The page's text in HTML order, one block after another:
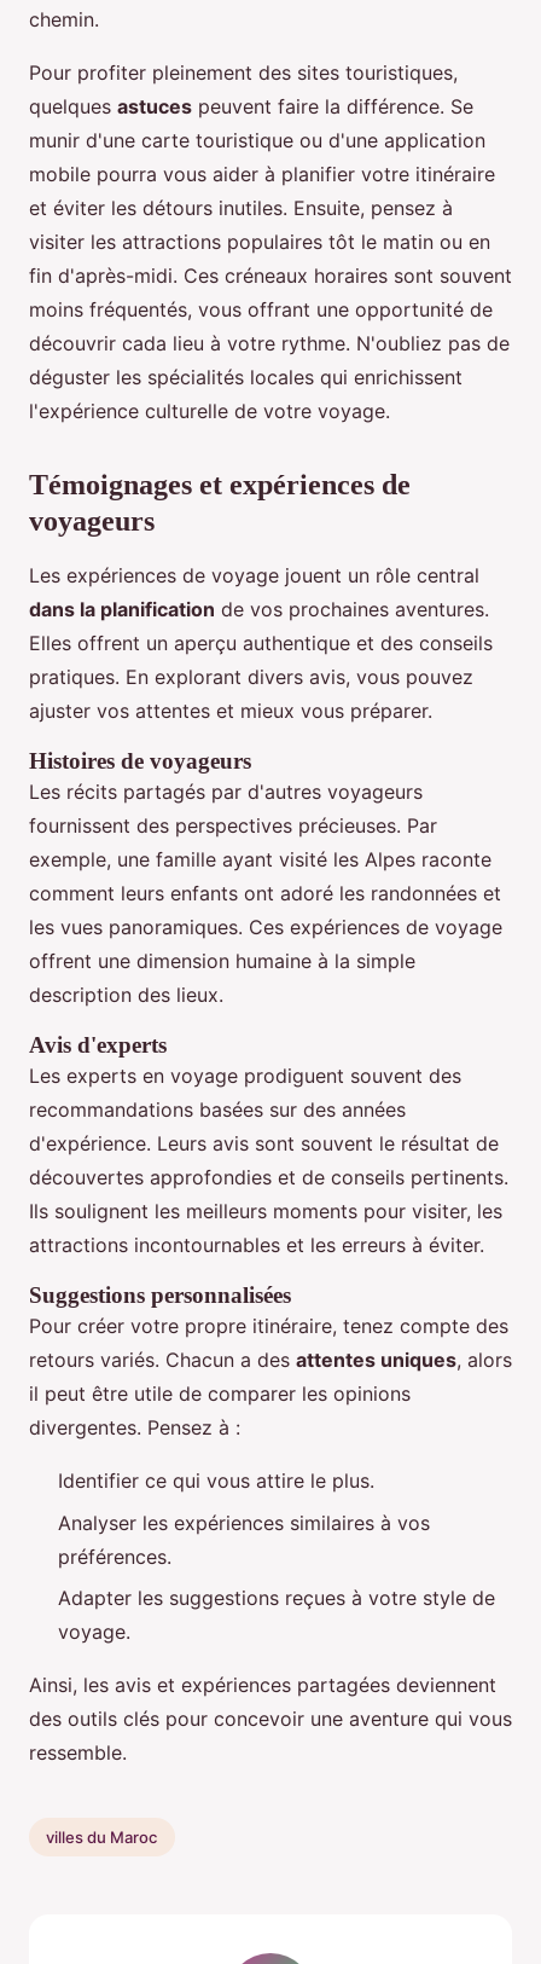
chemin.
Pour profiter pleinement des sites touristiques,
quelques astuces peuvent faire la différence. Se
munir d'une carte touristique ou d'une application
mobile pourra vous aider à planifier votre itinéraire
et éviter les détours inutiles. Ensuite, pensez à
visiter les attractions populaires tôt le matin ou en
fin d'après-midi. Ces créneaux horaires sont souvent
moins fréquentés, vous offrant une opportunité de
découvrir cada lieu à votre rythme. N'oubliez pas de
déguster les spécialités locales qui enrichissent
l'expérience culturelle de votre voyage.
Témoignages et expériences de
voyageurs
Les expériences de voyage jouent un rôle central
dans la planification de vos prochaines aventures.
Elles offrent un aperçu authentique et des conseils
pratiques. En explorant divers avis, vous pouvez
ajuster vos attentes et mieux vous préparer.
Histoires de voyageurs
Les récits partagés par d'autres voyageurs
fournissent des perspectives précieuses. Par
exemple, une famille ayant visité les Alpes raconte
comment leurs enfants ont adoré les randonnées et
les vues panoramiques. Ces expériences de voyage
offrent une dimension humaine à la simple
description des lieux.
Avis d'experts
Les experts en voyage prodiguent souvent des
recommandations basées sur des années
d'expérience. Leurs avis sont souvent le résultat de
découvertes approfondies et de conseils pertinents.
Ils soulignent les meilleurs moments pour visiter, les
attractions incontournables et les erreurs à éviter.
Suggestions personnalisées
Pour créer votre propre itinéraire, tenez compte des
retours variés. Chacun a des attentes uniques, alors
il peut être utile de comparer les opinions
divergentes. Pensez à :
Identifier ce qui vous attire le plus.
Analyser les expériences similaires à vos
préférences.
Adapter les suggestions reçues à votre style de
voyage.
Ainsi, les avis et expériences partagées deviennent
des outils clés pour concevoir une aventure qui vous
ressemble.
villes du Maroc